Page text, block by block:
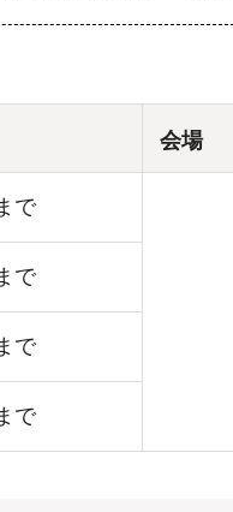
会場
で
で
で
で